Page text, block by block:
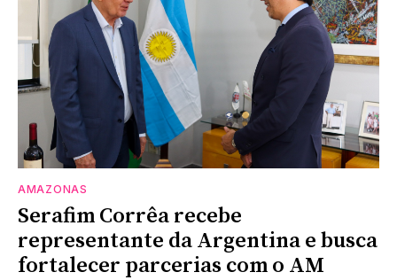
AMAZONAS
Serafim Corrêa recebe
representante da Argentina e busca
fortalecer parcerias com o AM